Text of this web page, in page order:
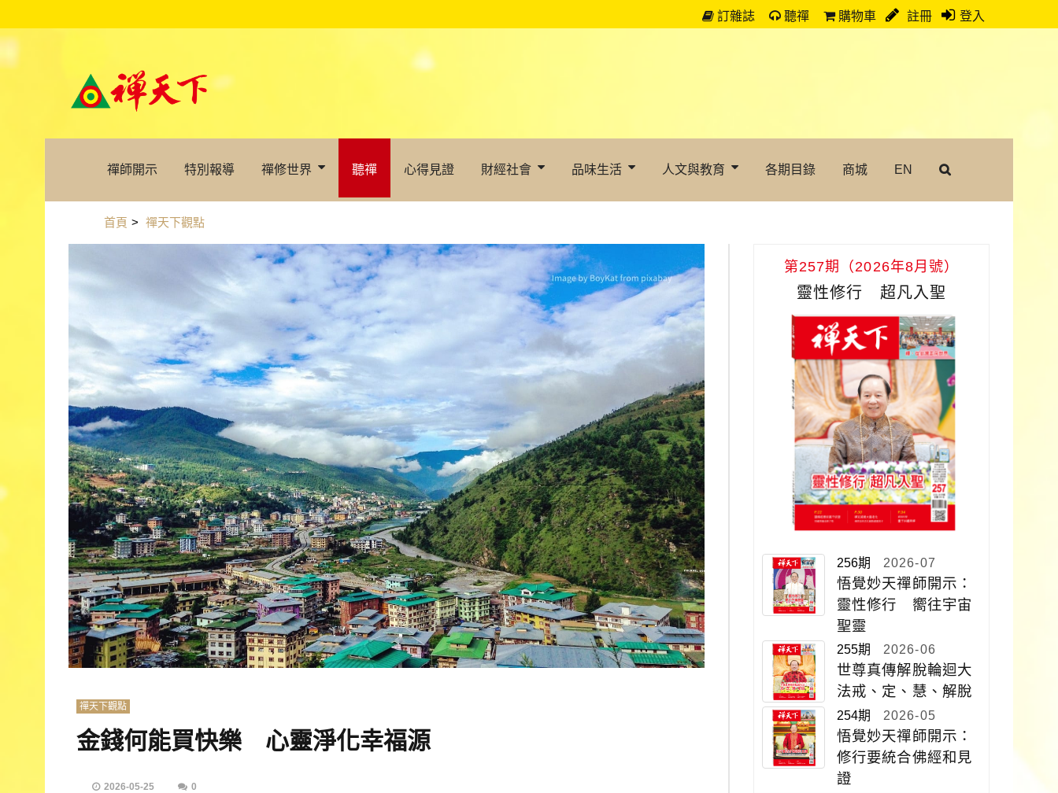
訂雜誌 聽禪 購物車 註冊 登入
禪師開示 特別報導 禪修世界 聽禪 心得見證 財經社會 品味生活 人文與教育 各期目錄 商城 EN
首頁 > 禪天下觀點
禪天下觀點
金錢何能買快樂 心靈淨化幸福源
2026-05-25 0
第257期（2026年8月號）
靈性修行 超凡入聖
256期 2026-07
悟覺妙天禪師開示：
靈性修行 嚮往宇宙
聖靈
255期 2026-06
世尊真傳解脫輪迴大
法戒、定、慧、解脫
254期 2026-05
悟覺妙天禪師開示：
修行要統合佛經和見
證